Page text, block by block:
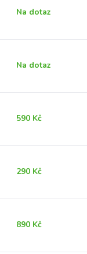
Na dotaz
Na dotaz
590 Kč
290 Kč
890 Kč